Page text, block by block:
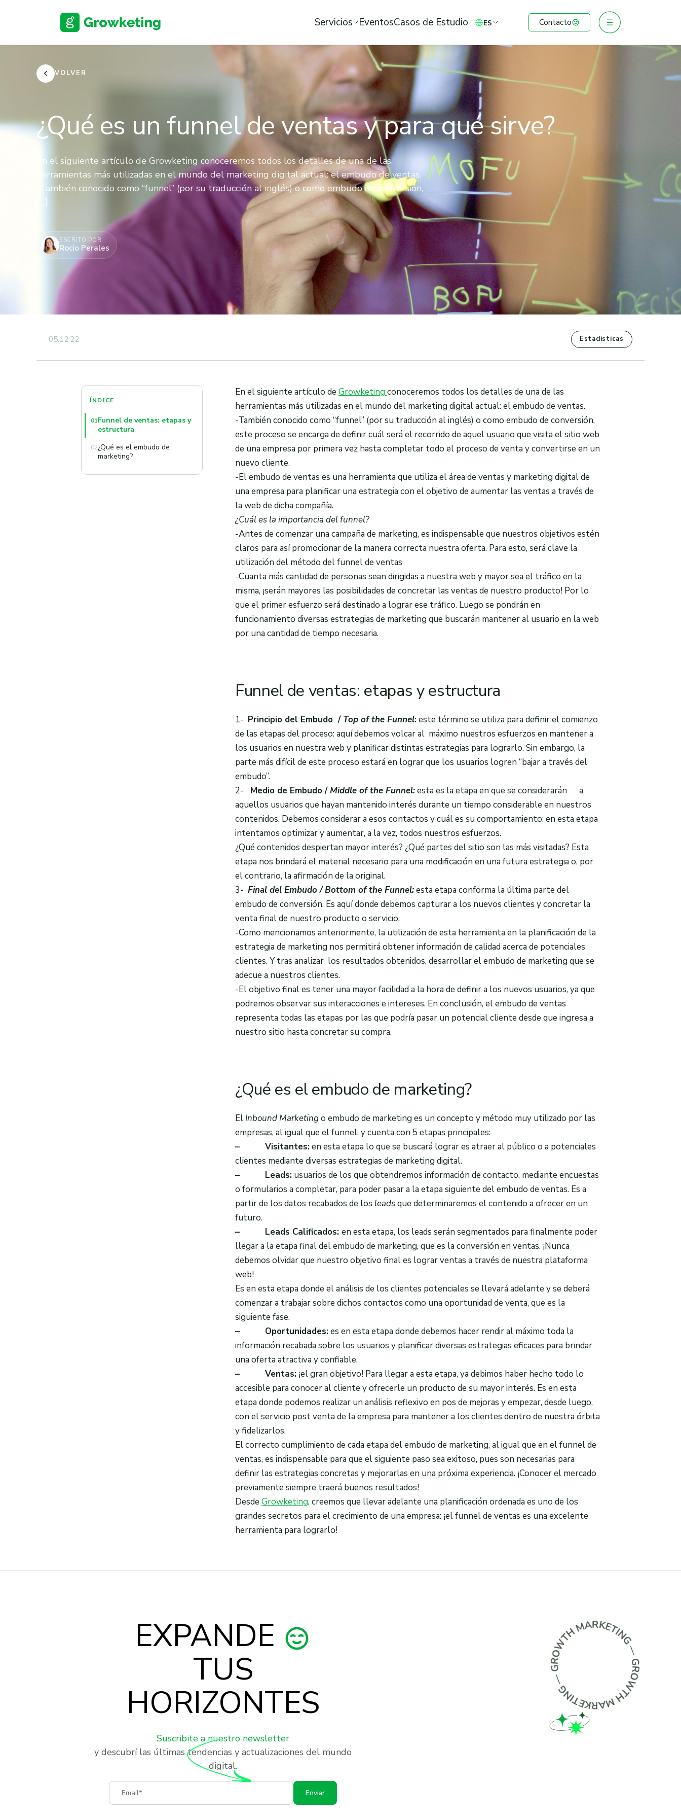
Servicios EventosCasos de Estudio ES Contacto
VOLVER
¿Qué es un funnel de ventas y para qué sirve?
En el siguiente artículo de Growketing conoceremos todos los detalles de una de las
herramientas más utilizadas en el mundo del marketing digital actual: el embudo de ventas.
-También conocido como “funnel” (por su traducción al inglés) o como embudo de conversión,
[…]
ESCRITO POR
Rocío Perales
05.12.22 Estadisticas
ÍNDICE
01Funnel de ventas: etapas y
estructura
02¿Qué es el embudo de
marketing?
En el siguiente artículo de Growketingconoceremos todos los detalles de una de las
herramientas más utilizadas en el mundo del marketing digital actual: el embudo de ventas.
-También conocido como “funnel” (por su traducción al inglés) o como embudo de conversión,
este proceso se encarga de definir cuál será el recorrido de aquel usuario que visita el sitio web
de una empresa por primera vez hasta completar todo el proceso de venta y convertirse en un
nuevo cliente.
-El embudo de ventas es una herramienta que utiliza el área de ventas y marketing digital de
una empresa para planificar una estrategia con el objetivo de aumentar las ventas a través de
la web de dicha compañía.
¿Cuál es la importancia delfunnel?
-Antes de comenzar una campaña de marketing, es indispensable que nuestros objetivos estén
claros para así promocionar de la manera correcta nuestra oferta. Para esto, será clave la
utilización del método del funnel de ventas
-Cuanta más cantidad de personas sean dirigidas a nuestra web y mayor sea el tráfico en la
misma, ¡serán mayores las posibilidades de concretar las ventas de nuestro producto! Por lo
que el primer esfuerzo será destinado a lograr ese tráfico. Luego se pondrán en
funcionamiento diversas estrategias de marketing que buscarán mantener al usuario en la web
por una cantidad de tiempo necesaria.
Funnel de ventas: etapas y estructura
1- Principio del Embudo / Top of the Funnel:este término se utiliza para definir el comienzo
de las etapas del proceso: aquí debemos volcar al máximo nuestros esfuerzos en mantener a
los usuarios en nuestra web y planificar distintas estrategias para lograrlo. Sin embargo, la
parte más difícil de este proceso estará en lograr que los usuarios logren “bajar a través del
embudo”.
2-
Medio de Embudo /Middle of the Funnel:esta es la etapa en que se considerarán a
aquellos usuarios que hayan mantenido interés durante un tiempo considerable en nuestros
contenidos. Debemos considerar a esos contactos y cuál es su comportamiento: en esta etapa
intentamos optimizar y aumentar, a la vez, todos nuestros esfuerzos.
¿Qué contenidos despiertan mayor interés? ¿Qué partes del sitio son las más visitadas? Esta
etapa nos brindará el material necesario para una modificación en una futura estrategia o, por
el contrario, la afirmación de la original.
3- Final del Embudo / Bottom of the Funnel:esta etapa conforma la última parte del
embudo de conversión. Es aquí donde debemos capturar a los nuevos clientes y concretar la
venta final de nuestro producto o servicio.
-Como mencionamos anteriormente, la utilización de esta herramienta en la planificación de la
estrategia de marketing nos permitirá obtener información de calidad acerca de potenciales
clientes. Y tras analizar los resultados obtenidos, desarrollar el embudo de marketing que se
adecue a nuestros clientes.
-El objetivo final es tener una mayor facilidad a la hora de definir a los nuevos usuarios, ya que
podremos observar sus interacciones e intereses. En conclusión, el embudo de ventas
representa todas las etapas por las que podría pasar un potencial cliente desde que ingresa a
nuestro sitio hasta concretar su compra.
¿Qué es el embudo de marketing?
El Inbound Marketingo embudo de marketing es un concepto y método muy utilizado por las
empresas, al igual que el funnel, y cuenta con 5 etapas principales:
–
Visitantes:en esta etapa lo que se buscará lograr es atraer al público o a potenciales
clientes mediante diversas estrategias de marketing digital.
–
Leads: usuarios de los que obtendremos información de contacto, mediante encuestas
o formularios a completar, para poder pasar a la etapa siguiente del embudo de ventas. Es a
partir de los datos recabados de los leadsque determinaremos el contenido a ofrecer en un
futuro.
–
Leads Calificados: en esta etapa, los leads serán segmentados para finalmente poder
llegar a la etapa final del embudo de marketing, que es la conversión en ventas. ¡Nunca
debemos olvidar que nuestro objetivo final es lograr ventas a través de nuestra plataforma
web!
Es en esta etapa donde el análisis de los clientes potenciales se llevará adelante y se deberá
comenzar a trabajar sobre dichos contactos como una oportunidad de venta, que es la
siguiente fase.
–
Oportunidades:es en esta etapa donde debemos hacer rendir al máximo toda la
información recabada sobre los usuarios y planificar diversas estrategias eficaces para brindar
una oferta atractiva y confiable.
–
Ventas: ¡el gran objetivo! Para llegar a esta etapa, ya debimos haber hecho todo lo
accesible para conocer al cliente y ofrecerle un producto de su mayor interés. Es en esta
etapa donde podemos realizar un análisis reflexivo en pos de mejoras y empezar, desde luego,
con el servicio post venta de la empresa para mantener a los clientes dentro de nuestra órbita
y fidelizarlos.
El correcto cumplimiento de cada etapa del embudo de marketing, al igual que en el funnel de
ventas, es indispensable para que el siguiente paso sea exitoso, pues son necesarias para
definir las estrategias concretas y mejorarlas en una próxima experiencia. ¡Conocer el mercado
previamente siempre traerá buenos resultados!
Desde Growketing, creemos que llevar adelante una planificación ordenada es uno de los
grandes secretos para el crecimiento de una empresa: ¡el funnel de ventas es una excelente
herramienta para lograrlo!
EXPANDE
TUS
HORIZONTES
Suscribite a nuestro newsletter
y descubrí las últimas tendencias y actualizaciones del mundo
digital.
Email
Enviar